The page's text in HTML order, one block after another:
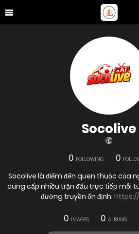
Socolive
0 FOLLOWING 0
Socolive là điểm đến quen thuộc của
cung cấp nhiều trận đấu trực tiếp mỗi
đường truyền ổn định.
0 IMAGES 0 ALBUMS